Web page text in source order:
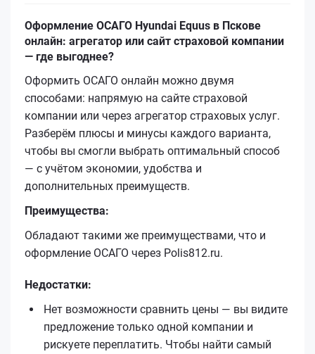
Оформление ОСАГО Hyundai Equus в Пскове
онлайн: агрегатор или сайт страховой компании
— где выгоднее?
Оформить ОСАГО онлайн можно двумя
способами: напрямую на сайте страховой
компании или через агрегатор страховых услуг.
Разберём плюсы и минусы каждого варианта,
чтобы вы смогли выбрать оптимальный способ
— с учётом экономии, удобства и
дополнительных преимуществ.
Преимущества:
Обладают такими же преимуществами, что и
оформление ОСАГО через Polis812.ru.
Недостатки:
Нет возможности сравнить цены — вы видите
предложение только одной компании и
рискуете переплатить. Чтобы найти самый